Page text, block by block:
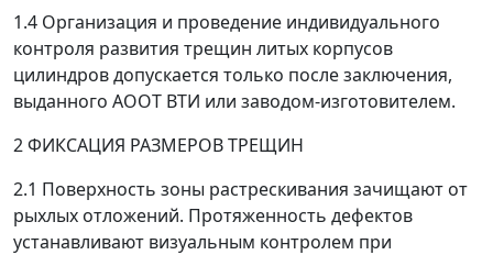
1.4 Организация и проведение индивидуального
контроля развития трещин литых корпусов
цилиндров допускается только после заключения,
выданного АООТ ВТИ или заводом-изготовителем.
2 ФИКСАЦИЯ РАЗМЕРОВ ТРЕЩИН
2.1 Поверхность зоны растрескивания зачищают от
рыхлых отложений. Протяженность дефектов
устанавливают визуальным контролем при